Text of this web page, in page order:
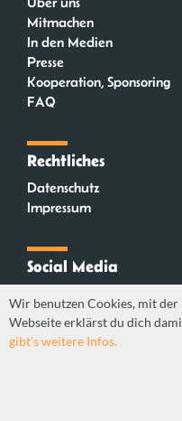
Mitmachen
In den Medien
Presse
Kooperation, Sponsoring
FAQ
Rechtliches
Datenschutz
Impressum
Social Media
Mastodon
Wir benutzen Cookies, mit
Webseite erklärst du dich
gibt's weitere Infos.